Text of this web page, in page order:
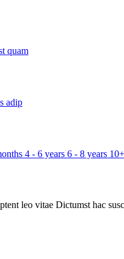
quam
adip
4 - 6 years 6 - 8 years
leo vitae Dictumst hac